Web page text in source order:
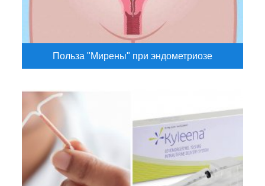
Польза "Мирены" при эндометриозе